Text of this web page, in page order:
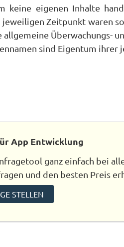
keine eigenen Inhalte
Zeitpunkt waren
Überwachungs-
sind Eigentum ihrer
App Entwicklung
ganz einfach bei
und den besten Preis
STELLEN